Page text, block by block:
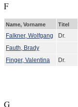
F
Name, Vorname Titel
Falkner, Wolfgang
Dr.
Fauth, Brady
Finger, Valentina
Dr.
G